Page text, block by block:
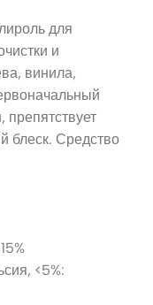
для
и
винила,
препятствует
блеск. Средство
<5%: